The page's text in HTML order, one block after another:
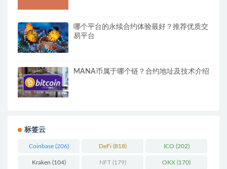
哪个平台的永续合约体验最好？推荐优质交
易平台
MANA币属于哪个链？合约地址及技术介绍
标签云
Coinbase(206) DeFi (818) ICO (202)
Kraken (104) NFT(179) OKX (170)